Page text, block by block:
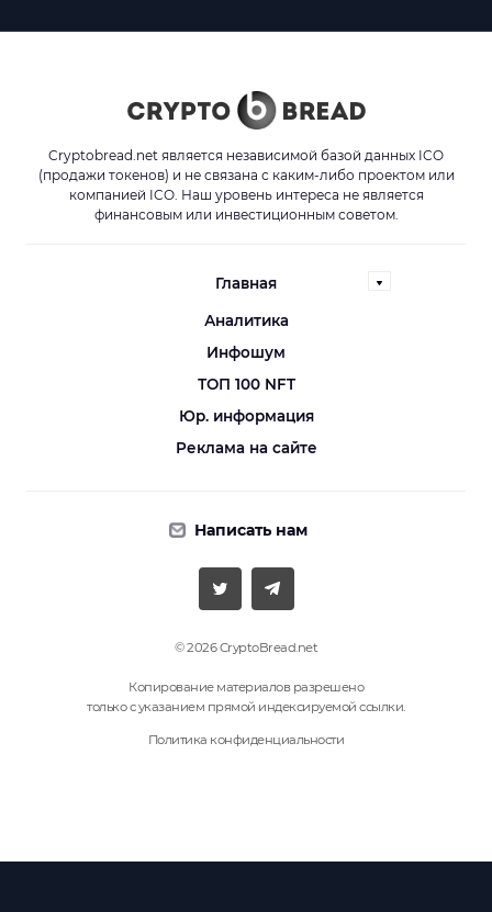
Cryptobread.net является независимой базой данных ICO
(продажи токенов) и не связана с каким-либо проектом или
компанией ICO. Наш уровень интереса не является
финансовым или инвестиционным советом.
Главная
Аналитика
Инфошум
ТОП 100 NFT
Юр. информация
Реклама на сайте
Написать нам
© 2026 CryptoBread.net
Копирование материалов разрешено
только с указанием прямой индексируемой ссылки.
Политика конфиденциальности